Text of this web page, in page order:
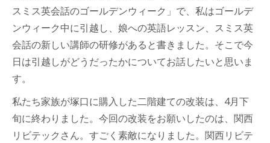
スミス英会話のゴールデンウィーク 」で、私はゴールデ
ンウィーク中に引越し、娘への英語レッスン、スミス英
会話の新しい講師の研修があると書きました。そこで今
日は引越しがどうだったかについてお話したいと思いま
す。
私たち家族が塚口に購入した二階建ての改装は、4月下
旬に終わりました。今回の改装をお願いしたのは、 関西
リビテック さん。すごく素敵になりました。関西リビテ